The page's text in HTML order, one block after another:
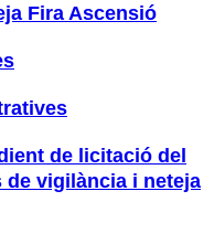
Fira Ascensió
de licitació del
vigilància i neteja